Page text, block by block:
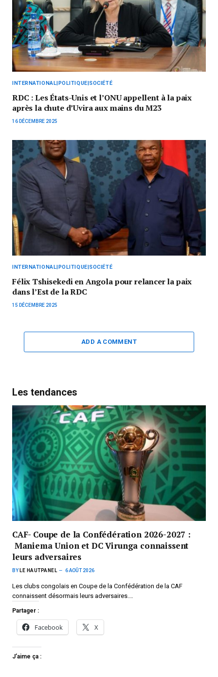
INTERNATIONAL|POLITIQUE|SOCIÉTÉ
RDC : Les États-Unis et l’ONU appellent à la paix
après la chute d’Uvira aux mains du M23
16 DÉCEMBRE 2025
INTERNATIONAL|POLITIQUE|SOCIÉTÉ
Félix Tshisekedi en Angola pour relancer la paix
dans l’Est de la RDC
15 DÉCEMBRE 2025
ADD A COMMENT
Les tendances
CAF- Coupe de la Confédération 2026-2027 :
Maniema Union et DC Virunga connaissent
leurs adversaires
BY LE HAUTPANEL 6 AOÛT 2026
Les clubs congolais en Coupe de la Confédération de la CAF
connaissent désormais leurs adversaires.…
Partager :
Facebook X
J’aime ça :